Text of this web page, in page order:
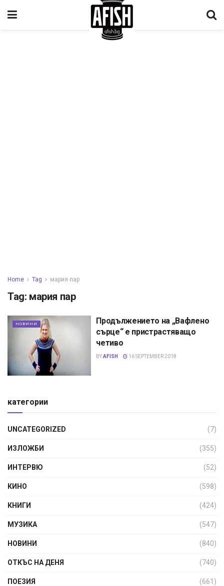
Home Tag мария пар
Tag: мария пар
НОВИНИ
Продължението на „Вафлено
сърце“ е пристрастяващо
четиво
BYAFISH 16 SEPTEMBER 2018
категории
UNCATEGORIZED (7)
ИЗЛОЖБИ (355)
ИНТЕРВЮ (52)
КИНО (598)
КНИГИ (424)
МУЗИКА (547)
НОВИНИ (840)
ОТКЪС НА ДЕНЯ (740)
ПОЕЗИЯ (661)